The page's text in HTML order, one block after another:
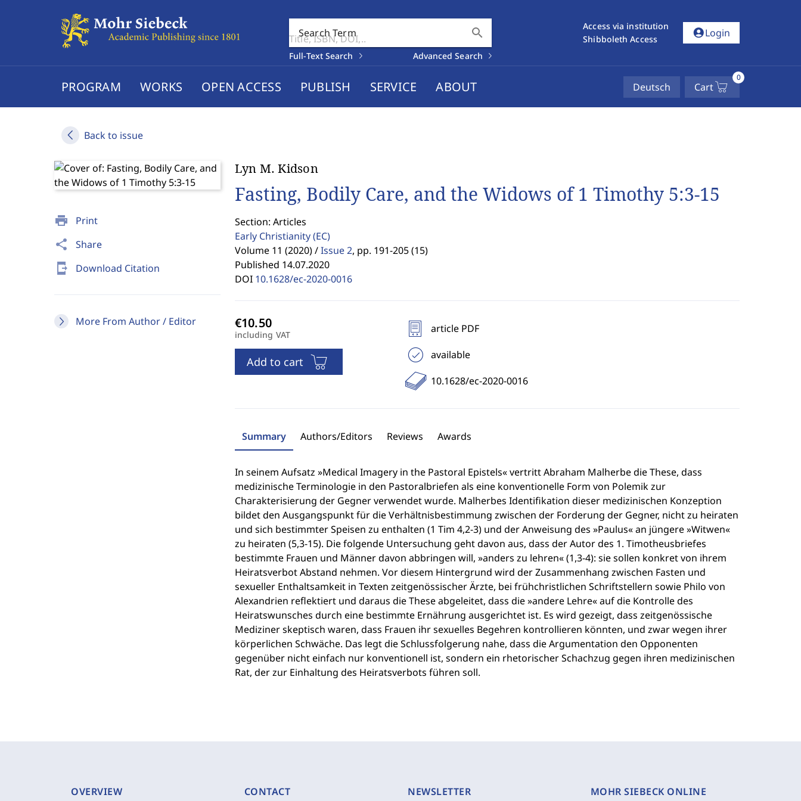
Search Term search
Full-Text Search Advanced Search
Access via institution
Shibboleth Access
account_circleLogin
PROGRAM WORKS OPEN ACCESS PUBLISH SERVICE ABOUT Deutsch Cart
0
Back to issue
print Print
share Share
send_to_mobile Download Citation
More From Author / Editor
Lyn M. Kidson
Fasting, Bodily Care, and the Widows of 1 Timothy 5:3-15
Section: Articles
Early Christianity(EC)
Volume 11 (2020) / Issue 2, pp. 191-205 (15)
Published 14.07.2020
DOI 10.1628/ec-2020-0016
including VAT
Add to cart
article PDF
available
10.1628/ec-2020-0016
Summary Authors/Editors Reviews Awards
In seinem Aufsatz »Medical Imagery in the Pastoral Epistels« vertritt Abraham Malherbe die These, dass
medizinische Terminologie in den Pastoralbriefen als eine konventionelle Form von Polemik zur
Charakterisierung der Gegner verwendet wurde. Malherbes Identifikation dieser medizinischen Konzeption
bildet den Ausgangspunkt für die Verhältnisbestimmung zwischen der Forderung der Gegner, nicht zu heiraten
und sich bestimmter Speisen zu enthalten (1 Tim 4,2-3) und der Anweisung des »Paulus« an jüngere »Witwen«
zu heiraten (5,3-15). Die folgende Untersuchung geht davon aus, dass der Autor des 1. Timotheusbriefes
bestimmte Frauen und Männer davon abbringen will, »anders zu lehren« (1,3-4): sie sollen konkret von ihrem
Heiratsverbot Abstand nehmen. Vor diesem Hintergrund wird der Zusammenhang zwischen Fasten und
sexueller Enthaltsamkeit in Texten zeitgenössischer Ärzte, bei frühchristlichen Schriftstellern sowie Philo von
Alexandrien reflektiert und daraus die These abgeleitet, dass die »andere Lehre« auf die Kontrolle des
Heiratswunsches durch eine bestimmte Ernährung ausgerichtet ist. Es wird gezeigt, dass zeitgenössische
Mediziner skeptisch waren, dass Frauen ihr sexuelles Begehren kontrollieren könnten, und zwar wegen ihrer
körperlichen Schwäche. Das legt die Schlussfolgerung nahe, dass die Argumentation den Opponenten
gegenüber nicht einfach nur konventionell ist, sondern ein rhetorischer Schachzug gegen ihren medizinischen
Rat, der zur Einhaltung des Heiratsverbots führen soll.
OVERVIEW CONTACT NEWSLETTER MOHR SIEBECK ONLINE